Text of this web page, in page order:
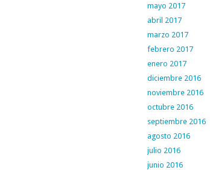
mayo 2017
abril 2017
marzo 2017
febrero 2017
enero 2017
diciembre 2016
noviembre 2016
octubre 2016
septiembre 2016
agosto 2016
julio 2016
junio 2016